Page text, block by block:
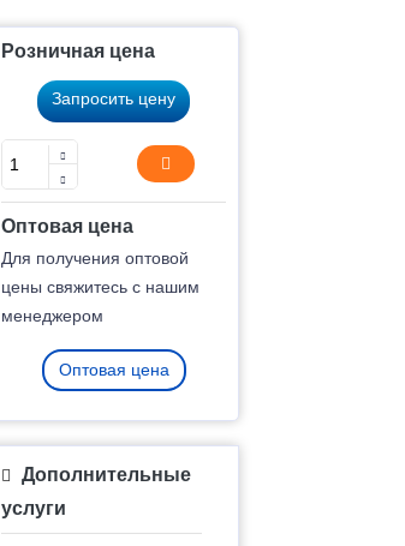
Розничная цена
Запросить цену
Оптовая цена
Для получения оптовой
цены свяжитесь с нашим
менеджером
Оптовая цена
Дополнительные
услуги